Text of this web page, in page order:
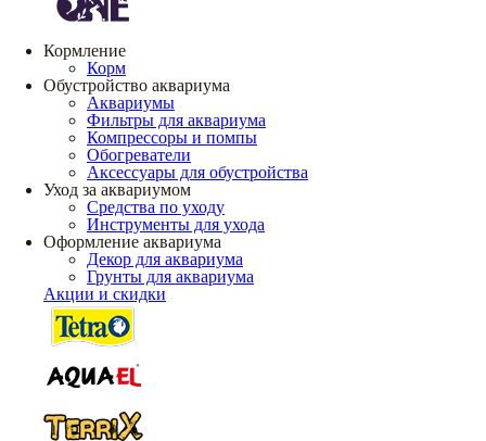
Кормление
Корм
Обустройство аквариума
Аквариумы
Фильтры для аквариума
Компрессоры и помпы
Обогреватели
Аксессуары для обустройства
Уход за аквариумом
Средства по уходу
Инструменты для ухода
Оформление аквариума
Декор для аквариума
Грунты для аквариума
Акции и скидки